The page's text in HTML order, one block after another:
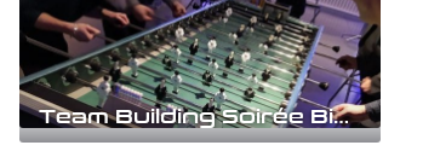
Team Building Soirée Bistrot